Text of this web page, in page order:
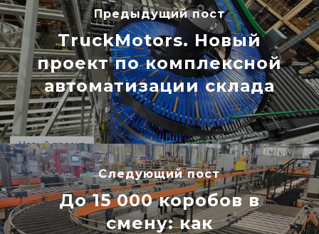
Предыдущий пост
TruckMotors. Новый
проект по комплексной
автоматизации склада
Следующий пост
До 15 000 коробов в
смену: как